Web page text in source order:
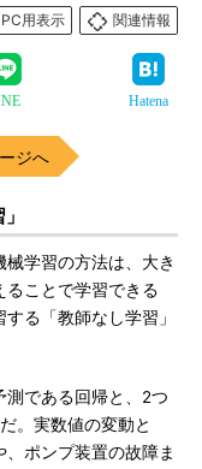
PC用表示
関連情報
Hatena
ジへ
学習の方法は、大き
ることで学習できる
る「教師なし学習」
である回帰と、2つ
。実数値の変動と
ポンプ装置の故障ま